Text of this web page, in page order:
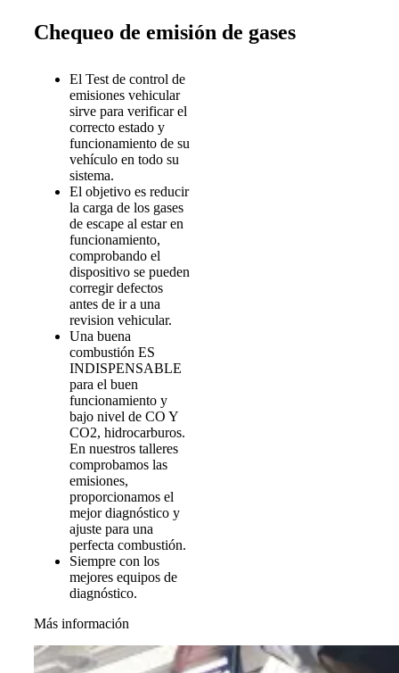
Chequeo de emisión de gases
El Test de control de
emisiones vehicular
sirve para verificar el
correcto estado y
funcionamiento de su
vehículo en todo su
sistema.
El objetivo es reducir
la carga de los gases
de escape al estar en
funcionamiento,
comprobando el
dispositivo se pueden
corregir defectos
antes de ir a una
revision vehicular.
Una buena
combustión ES
INDISPENSABLE
para el buen
funcionamiento y
bajo nivel de CO Y
CO2, hidrocarburos.
En nuestros talleres
comprobamos las
emisiones,
proporcionamos el
mejor diagnóstico y
ajuste para una
perfecta combustión.
Siempre con los
mejores equipos de
diagnóstico.
Más información